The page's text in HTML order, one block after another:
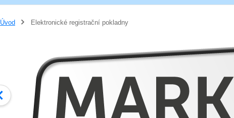
Úvod Elektronické registrační pokladny